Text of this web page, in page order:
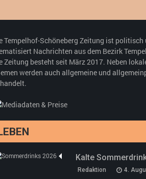
Tempelhof-Schöneberg Zeitung ist
Nachrichten aus dem Bezirk
Zeitung besteht seit März 2017. Neben
werden auch allgemeine und
Kalte
Redaktion 4.